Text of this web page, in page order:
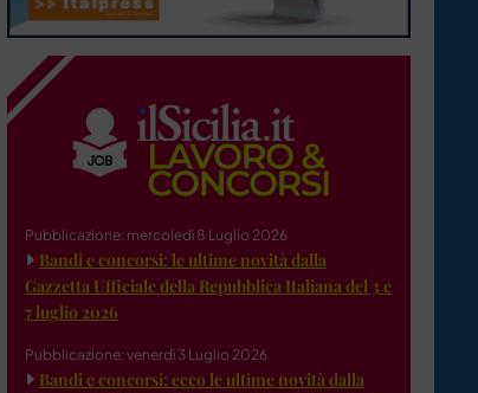
Pubblicazione: mercoledì 8 Luglio 2026
Bandi e concorsi: le ultime novità dalla
Gazzetta Ufficiale della Repubblica Italiana del 3 e
7 luglio 2026
Pubblicazione: venerdì 3 Luglio 2026
Bandi e concorsi: ecco le ultime novità dalla